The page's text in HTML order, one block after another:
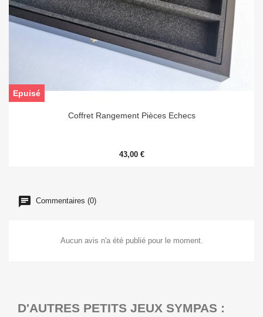
Coffret Rangement Pièces Echecs
43,00 €
Epuisé
Commentaires (0)
Aucun avis n'a été publié pour le moment.
D'AUTRES PETITS JEUX SYMPAS :